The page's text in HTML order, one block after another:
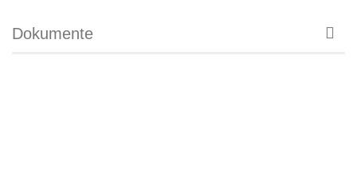
Dokumente